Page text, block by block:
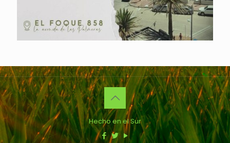
Hecho en el Sur